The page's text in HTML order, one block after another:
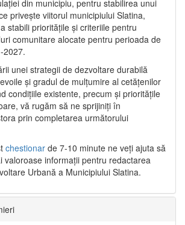
din municipiu, pentru stabilirea unui
privește viitorul municipiului Slatina,
stabili prioritățile și criteriile pentru
comunitare alocate pentru perioada de
2027.
unei strategii de dezvoltare durabilă
și gradul de mulțumire al cetățenilor
condițiile existente, precum și prioritățile
vă rugăm să ne sprijiniți în
prin completarea următorului
chestionar de 7-10 minute ne veți ajuta să
valoroase informații pentru redactarea
Urbană a Municipiului Slatina.